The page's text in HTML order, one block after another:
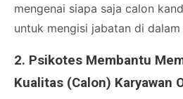
mengenai siapa saja calon
untuk mengisi jabatan di dalam
2. Psikotes Membantu
Kualitas (Calon) Karyawan